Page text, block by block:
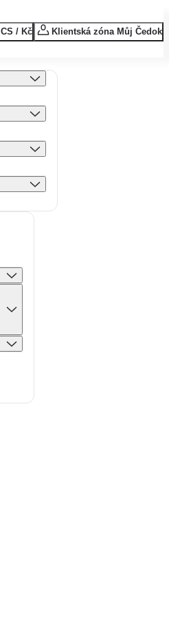
CS / Kč Klientská zóna Můj Čedok